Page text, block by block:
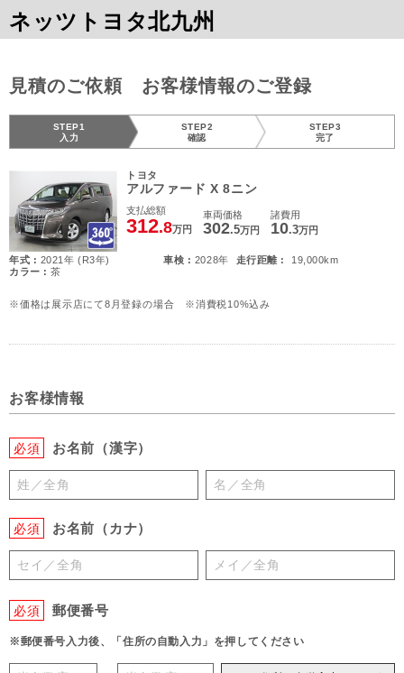
ネッツトヨタ北九州
見積のご依頼 お客様情報のご登録
STEP1
入力
STEP2
確認
STEP3
完了
トヨタ
アルファード X 8ニン
支払総額
312.8万円
車両価格
302.5万円
諸費用
10.3万円
年式 : 2021年 (R3年) 車検 : 2028年 走行距離 :
19,000km
カラー :茶
※価格は展示店にて8月登録の場合 ※消費税10%込み
お客様情報
必須 お名前（漢字）
必須 お名前（カナ）
必須 郵便番号
※郵便番号入力後、「住所の自動入力」を押してください